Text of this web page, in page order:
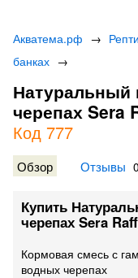
Акватема.рф →
банках →
черепах Sera
Код 777
Обзор Отзывы 0
Купить
черепах Sera
Кормовая смесь с
водных черепах